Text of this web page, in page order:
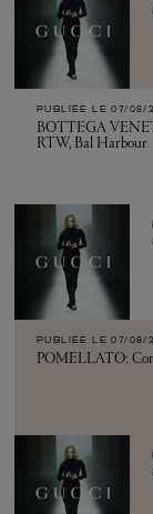
PUBLIÉE LE 07/08/
BOTTEGA
RTW, Bal Harbour
PUBLIÉE LE 07/08/
POMELLATO: